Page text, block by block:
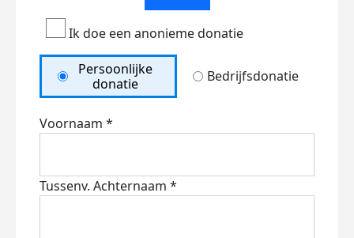
Ik doe een anonieme donatie
Persoonlijke
donatie
Bedrijfsdonatie
Voornaam *
Tussenv. Achternaam *